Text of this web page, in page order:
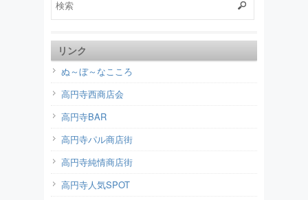
リンク
ぬ～ぼ～なこころ
高円寺西商店会
高円寺BAR
高円寺パル商店街
高円寺純情商店街
高円寺人気SPOT